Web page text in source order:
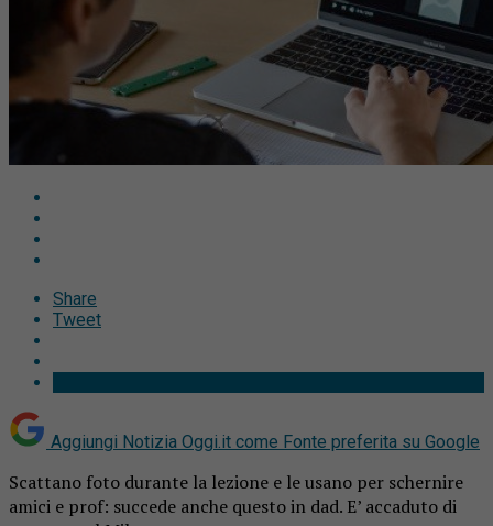
Share
Tweet
Aggiungi Notizia Oggi.it come Fonte preferita su Google
Scattano foto durante la lezione e le usano per schernire
amici e prof: succede anche questo in dad. E’ accaduto di